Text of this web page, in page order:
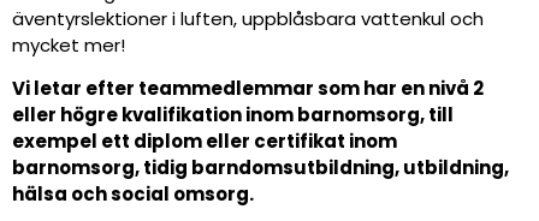
äventyrslektioner i luften, uppblåsbara vattenkul och
mycket mer!
Vi letar efter teammedlemmar som har en nivå 2
eller högre kvalifikation inom barnomsorg, till
exempel ett diplom eller certifikat inom
barnomsorg, tidig barndomsutbildning, utbildning,
hälsa och social omsorg.